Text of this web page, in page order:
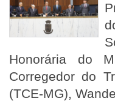
Honorária do
Corregedor do
(TCE-MG),